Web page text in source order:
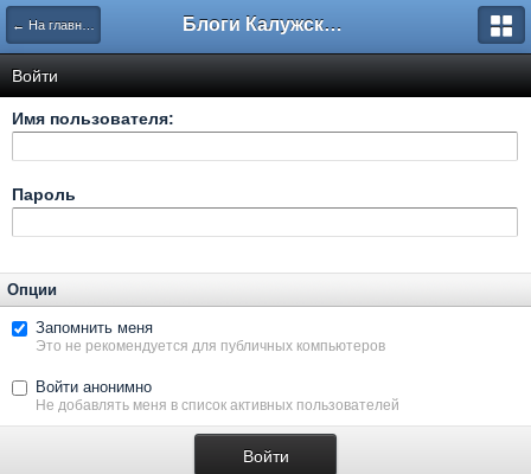
← На главную Блоги Калужского перекрестка
Войти
Имя пользователя:
Пароль
Опции
Запомнить меня
Это не рекомендуется для публичных компьютеров
Войти анонимно
Не добавлять меня в список активных пользователей